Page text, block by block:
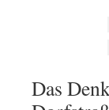
Das